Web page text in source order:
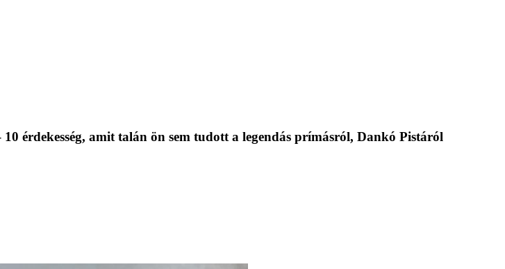
érdekesség, amit talán ön sem tudott a legendás prímásról, Dankó Pistáról